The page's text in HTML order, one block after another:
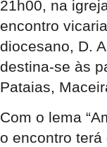
21h00, na
encontro
diocesano, D.
destina-se às
Pataias,
Com o lema
o encontro terá